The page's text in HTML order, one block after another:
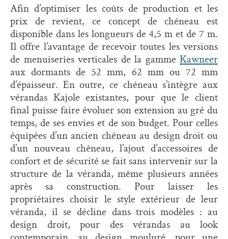
Afin d’optimiser les coûts de production et les
prix de revient, ce concept de chéneau est
disponible dans les longueurs de 4,5 m et de 7 m.
Il offre l’avantage de recevoir toutes les versions
de menuiseries verticales de la gamme Kawneer
aux dormants de 52 mm, 62 mm ou 72 mm
d’épaisseur. En outre, ce chéneau s’intègre aux
vérandas Kajole existantes, pour que le client
final puisse faire évoluer son extension au gré du
temps, de ses envies et de son budget. Pour celles
équipées d’un ancien chéneau au design droit ou
d’un nouveau chéneau, l’ajout d’accessoires de
confort et de sécurité se fait sans intervenir sur la
structure de la véranda, même plusieurs années
après sa construction. Pour laisser les
propriétaires choisir le style extérieur de leur
véranda, il se décline dans trois modèles : au
design droit, pour des vérandas au look